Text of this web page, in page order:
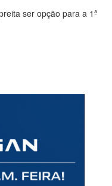
ser opção para a 1ª